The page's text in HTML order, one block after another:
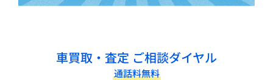
車買取・査定 ご相談ダイヤル
通話料無料